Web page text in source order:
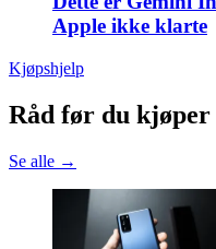
Apple ikke klarte
Kjøpshjelp
Råd før du kjøper
Se alle →